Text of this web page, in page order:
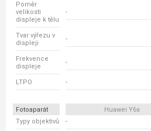
Poměr
velikosti
displeje k tělu
-
Tvar výřezu v
displeji
-
Frekvence
displeje
-
LTPO -
Fotoaparát Huawei Y6s
Typy objektivů
-